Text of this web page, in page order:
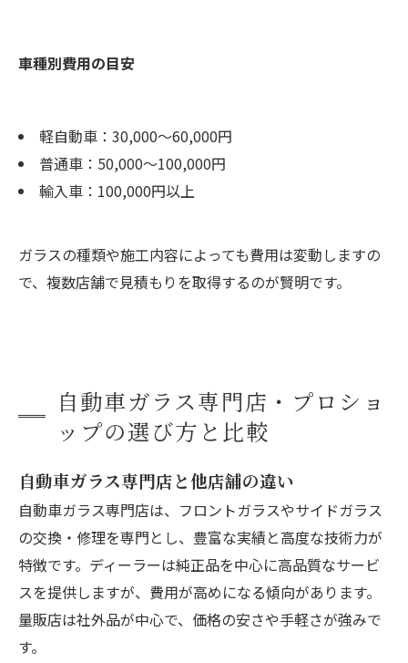
車種別費用の目安
軽自動車：30,000〜60,000円
普通車：50,000〜100,000円
輸入車：100,000円以上
ガラスの種類や施工内容によっても費用は変動しますの
で、複数店舗で見積もりを取得するのが賢明です。
自動車ガラス専門店・プロショ
ップの選び方と比較
自動車ガラス専門店と他店舗の違い
自動車ガラス専門店は、フロントガラスやサイドガラス
の交換・修理を専門とし、豊富な実績と高度な技術力が
特徴です。ディーラーは純正品を中心に高品質なサービ
スを提供しますが、費用が高めになる傾向があります。
量販店は社外品が中心で、価格の安さや手軽さが強みで
す。